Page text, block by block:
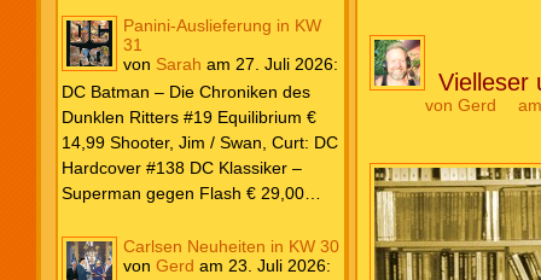
seine zukünftige Frau #3 € 14,00
Panini-Auslieferung in KW
31
von Sarah am 27. Juli 2026:
DC Batman – Die Chroniken des
Dunklen Ritters #19 Equilibrium €
14,99 Shooter, Jim / Swan, Curt: DC
Hardcover #138 DC Klassiker –
Superman gegen Flash € 29,00
Poison Ivy #7 Kampf € 22,00
Kennedy Johnson, Phillip /
Carlsen Neuheiten in KW 30
von Gerd am 23. Juli 2026:
Vielleser
vonGerd